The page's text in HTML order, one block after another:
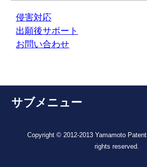
侵害対応
出願後サポート
お問い合わせ
サブメニュー
Copyright © 2012-2013 Yamamoto
rights reserved.